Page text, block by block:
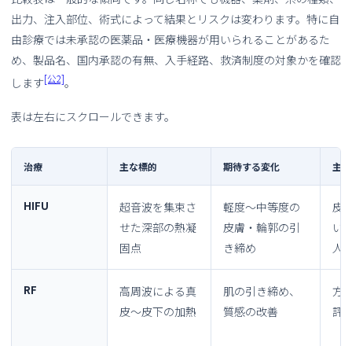
出力、注入部位、術式によって結果とリスクは変わります。特に自
由診療では未承認の医薬品・医療機器が用いられることがあるた
め、製品名、国内承認の有無、入手経路、救済制度の対象かを確認
します[公2]。
表は左右にスクロールできます。
治療 主な標的 期待する変化 主
HIFU
超音波を集束さ
せた深部の熱凝
固点
軽度〜中等度の
皮膚・輪郭の引
き締め
皮
い
人
RF
高周波による真
皮〜皮下の加熱
肌の引き締め、
質感の改善
方
評